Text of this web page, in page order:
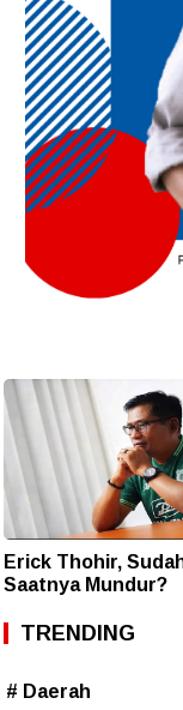
Erick Thohir,
Saatnya Mundur?
TRENDING
# Daerah